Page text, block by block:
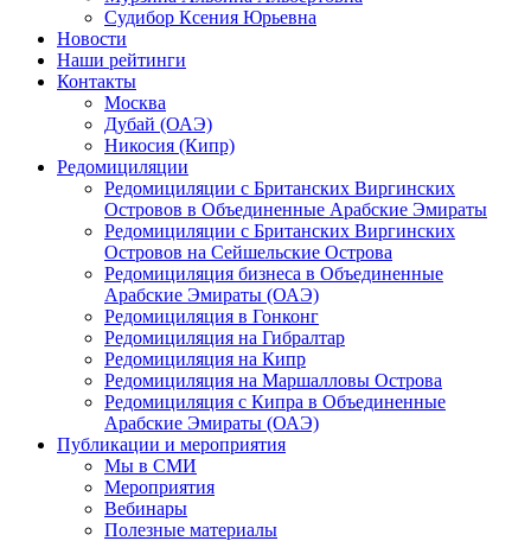
Судибор Ксения Юрьевна
Новости
Наши рейтинги
Контакты
Москва
Дубай (ОАЭ)
Никосия (Кипр)
Редомициляции
Редомициляции с Британских Виргинских
Островов в Объединенные Арабские Эмираты
Редомициляции с Британских Виргинских
Островов на Сейшельские Острова
Редомициляция бизнеса в Объединенные
Арабские Эмираты (ОАЭ)
Редомициляция в Гонконг
Редомициляция на Гибралтар
Редомициляция на Кипр
Редомициляция на Маршалловы Острова
Редомициляция с Кипра в Объединенные
Арабские Эмираты (ОАЭ)
Публикации и мероприятия
Мы в СМИ
Мероприятия
Вебинары
Полезные материалы